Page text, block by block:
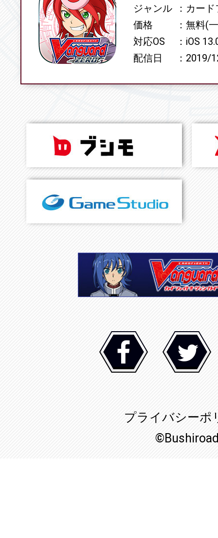
ジャンル
カード
価格
無料(
対応OS
iOS
配信日
2019/
プライバシーポ